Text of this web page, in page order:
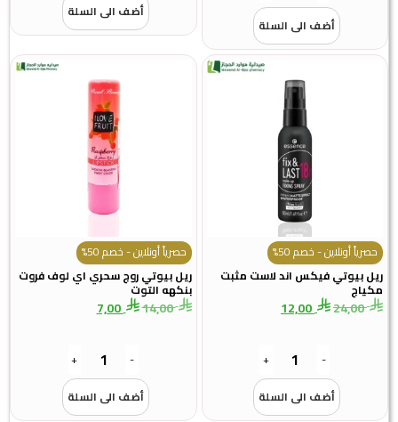
أضف الى السلة
أضف الى السلة
حصرياً أونلاين - خصم 50%
ريل بيوتي فيكس اند لاست مثبت
مكياج
24,00
12,00
-
+
أضف الى السلة
حصرياً أونلاين - خصم 50%
ريل بيوتي روج سحري اي لوف فروت
بنكهه التوت
14,00
7,00
-
+
أضف الى السلة